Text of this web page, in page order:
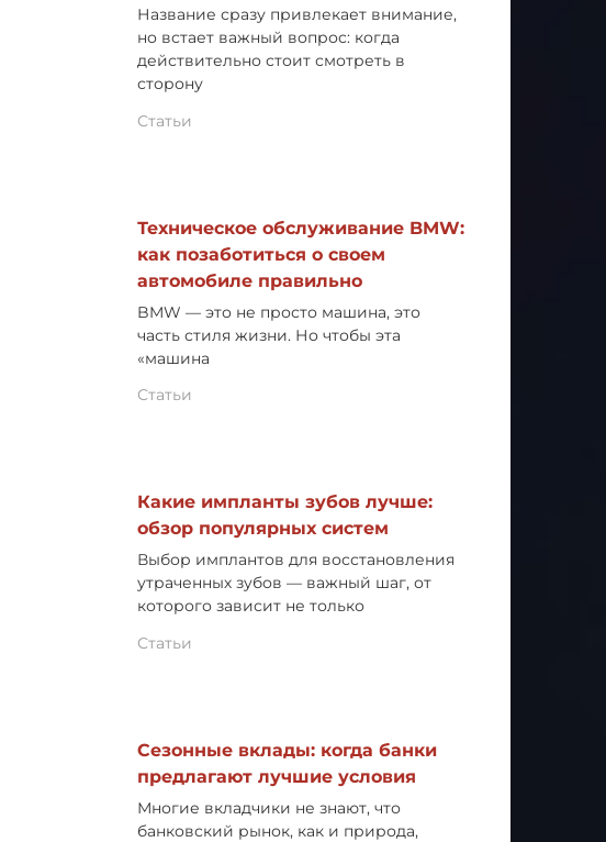
Название сразу привлекает внимание,
но встает важный вопрос: когда
действительно стоит смотреть в
сторону
Статьи
Техническое обслуживание BMW:
как позаботиться о своем
автомобиле правильно
BMW — это не просто машина, это
часть стиля жизни. Но чтобы эта
«машина
Статьи
Какие импланты зубов лучше:
обзор популярных систем
Выбор имплантов для восстановления
утраченных зубов — важный шаг, от
которого зависит не только
Статьи
Сезонные вклады: когда банки
предлагают лучшие условия
Многие вкладчики не знают, что
банковский рынок, как и природа,